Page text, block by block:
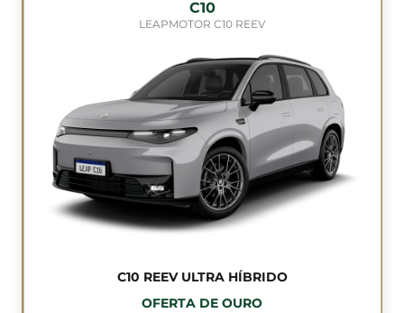
C10
LEAPMOTOR C10 REEV
C10 REEV ULTRA HÍBRIDO
OFERTA DE OURO